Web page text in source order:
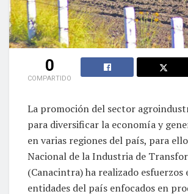
0
COMPARTIDO
La promoción del sector
para diversificar la economía y
en varias regiones del país, para
Nacional de la Industria de
(Canacintra) ha realizado esfuerzos
entidades del país enfocados en